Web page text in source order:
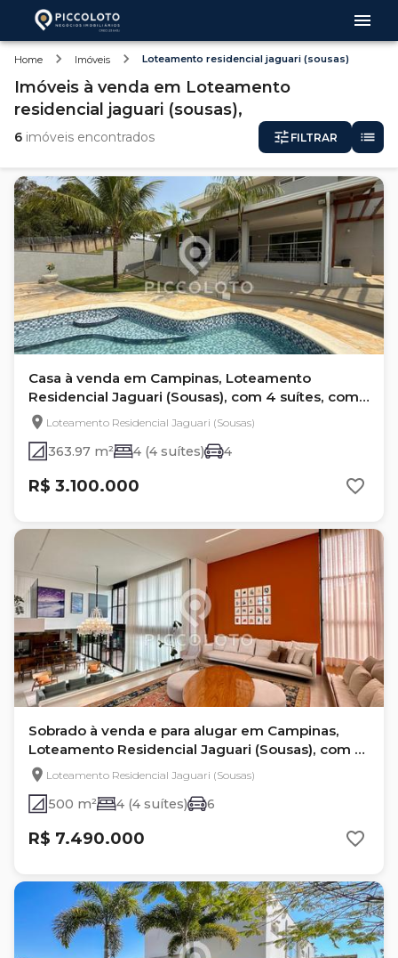
Home Imóveis Loteamento residencial jaguari (sousas)
Imóveis à venda em Loteamento
residencial jaguari (sousas),
6 imóveis encontrados FILTRAR
Casa à venda em Campinas, Loteamento
Residencial Jaguari (Sousas), com 4 suítes, com
363.97 m²
Loteamento Residencial Jaguari (Sousas)
363.97 m² 4 (4 suítes) 4
R$ 3.100.000
Sobrado à venda e para alugar em Campinas,
Loteamento Residencial Jaguari (Sousas), com 4
suítesLoteamento Residencial Jaguari (Sousas)
500 m² 4 (4 suítes) 6
R$ 7.490.000